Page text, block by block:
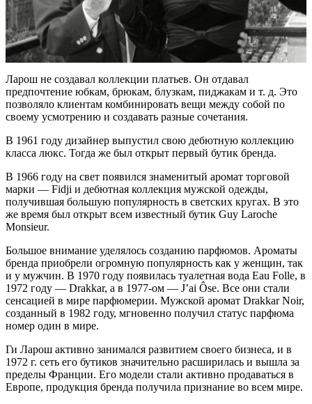
Ларош не создавал коллекции платьев. Он отдавал
предпочтение юбкам, брюкам, блузкам, пиджакам и т. д. Это
позволяло клиентам комбинировать вещи между собой по
своему усмотрению и создавать разные сочетания.
В 1961 году дизайнер выпустил свою дебютную коллекцию
класса люкс. Тогда же был открыт первый бутик бренда.
В 1966 году на свет появился знаменитый аромат торговой
марки — Fidji и дебютная коллекция мужской одежды,
получившая большую популярность в светских кругах. В это
же время был открыт всем известный бутик Guy Laroche
Monsieur.
Большое внимание уделялось созданию парфюмов. Ароматы
бренда приобрели огромную популярность как у женщин, так
и у мужчин. В 1970 году появилась туалетная вода Eau Folle, в
1972 году — Drakkar, а в 1977-ом — J’ai Ôse. Все они стали
сенсацией в мире парфюмерии. Мужской аромат Drakkar Noir,
созданный в 1982 году, мгновенно получил статус парфюма
номер один в мире.
Ги Ларош активно занимался развитием своего бизнеса, и в
1972 г. сеть его бутиков значительно расширилась и вышла за
пределы Франции. Его модели стали активно продаваться в
Европе, продукция бренда получила признание во всем мире.